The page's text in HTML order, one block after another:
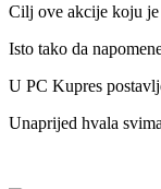
Cilj ove akcije koju je
Isto tako da
U PC Kupres
Unaprijed hvala